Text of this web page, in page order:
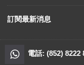
訂閱最新消息
電話: (852) 8222